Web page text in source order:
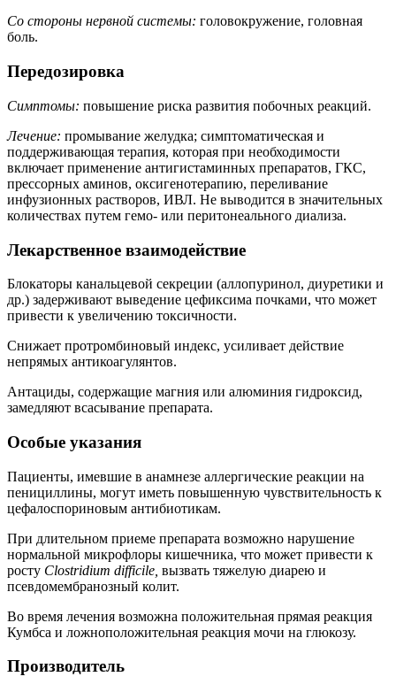
Со стороны нервной системы: головокружение, головная
боль.
Передозировка
Симптомы: повышение риска развития побочных реакций.
Лечение: промывание желудка; симптоматическая и
поддерживающая терапия, которая при необходимости
включает применение антигистаминных препаратов, ГКС,
прессорных аминов, оксигенотерапию, переливание
инфузионных растворов, ИВЛ. Не выводится в значительных
количествах путем гемо- или перитонеального диализа.
Лекарственное взаимодействие
Блокаторы канальцевой секреции (аллопуринол, диуретики и
др.) задерживают выведение цефиксима почками, что может
привести к увеличению токсичности.
Снижает протромбиновый индекс, усиливает действие
непрямых антикоагулянтов.
Антациды, содержащие магния или алюминия гидроксид,
замедляют всасывание препарата.
Особые указания
Пациенты, имевшие в анамнезе аллергические реакции на
пенициллины, могут иметь повышенную чувствительность к
цефалоспориновым антибиотикам.
При длительном приеме препарата возможно нарушение
нормальной микрофлоры кишечника, что может привести к
росту Clostridium difficile, вызвать тяжелую диарею и
псевдомембранозный колит.
Во время лечения возможна положительная прямая реакция
Кумбса и ложноположительная реакция мочи на глюкозу.
Производитель